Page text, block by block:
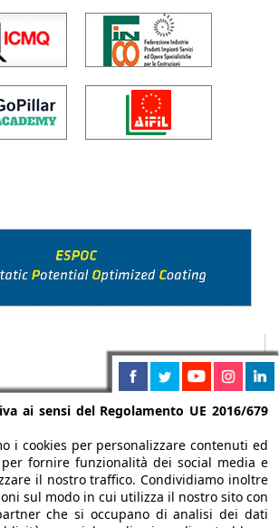
ai sensi del Regolamento UE 2016/679
i cookies per personalizzare contenuti ed
fornire funzionalità dei social media e
il nostro traffico. Condividiamo inoltre
sul modo in cui utilizza il nostro sito con
che si occupano di analisi dei dati